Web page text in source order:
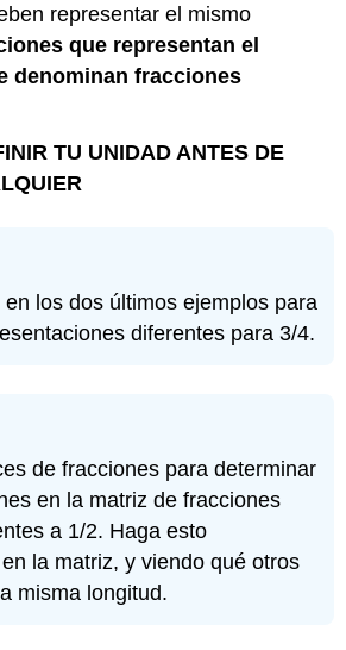
representar el mismo
que representan el
denominan fracciones
TU UNIDAD ANTES DE
los dos últimos ejemplos para
diferentes para 3/4.
de fracciones para determinar
en la matriz de fracciones
a 1/2. Haga esto
la matriz, y viendo qué otros
misma longitud.